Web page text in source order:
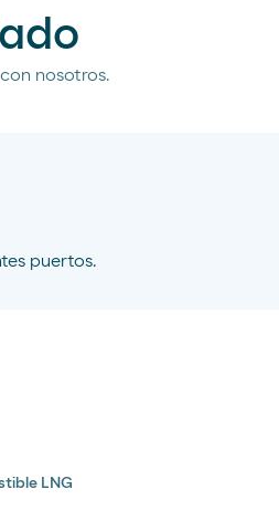
nosotros.
puertos.
LNG